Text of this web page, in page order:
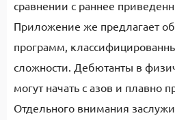
сравнении с раннее
Приложение же предлагает
программ,
сложности. Дебютанты в
могут начать с азов и плавно
Отдельного внимания